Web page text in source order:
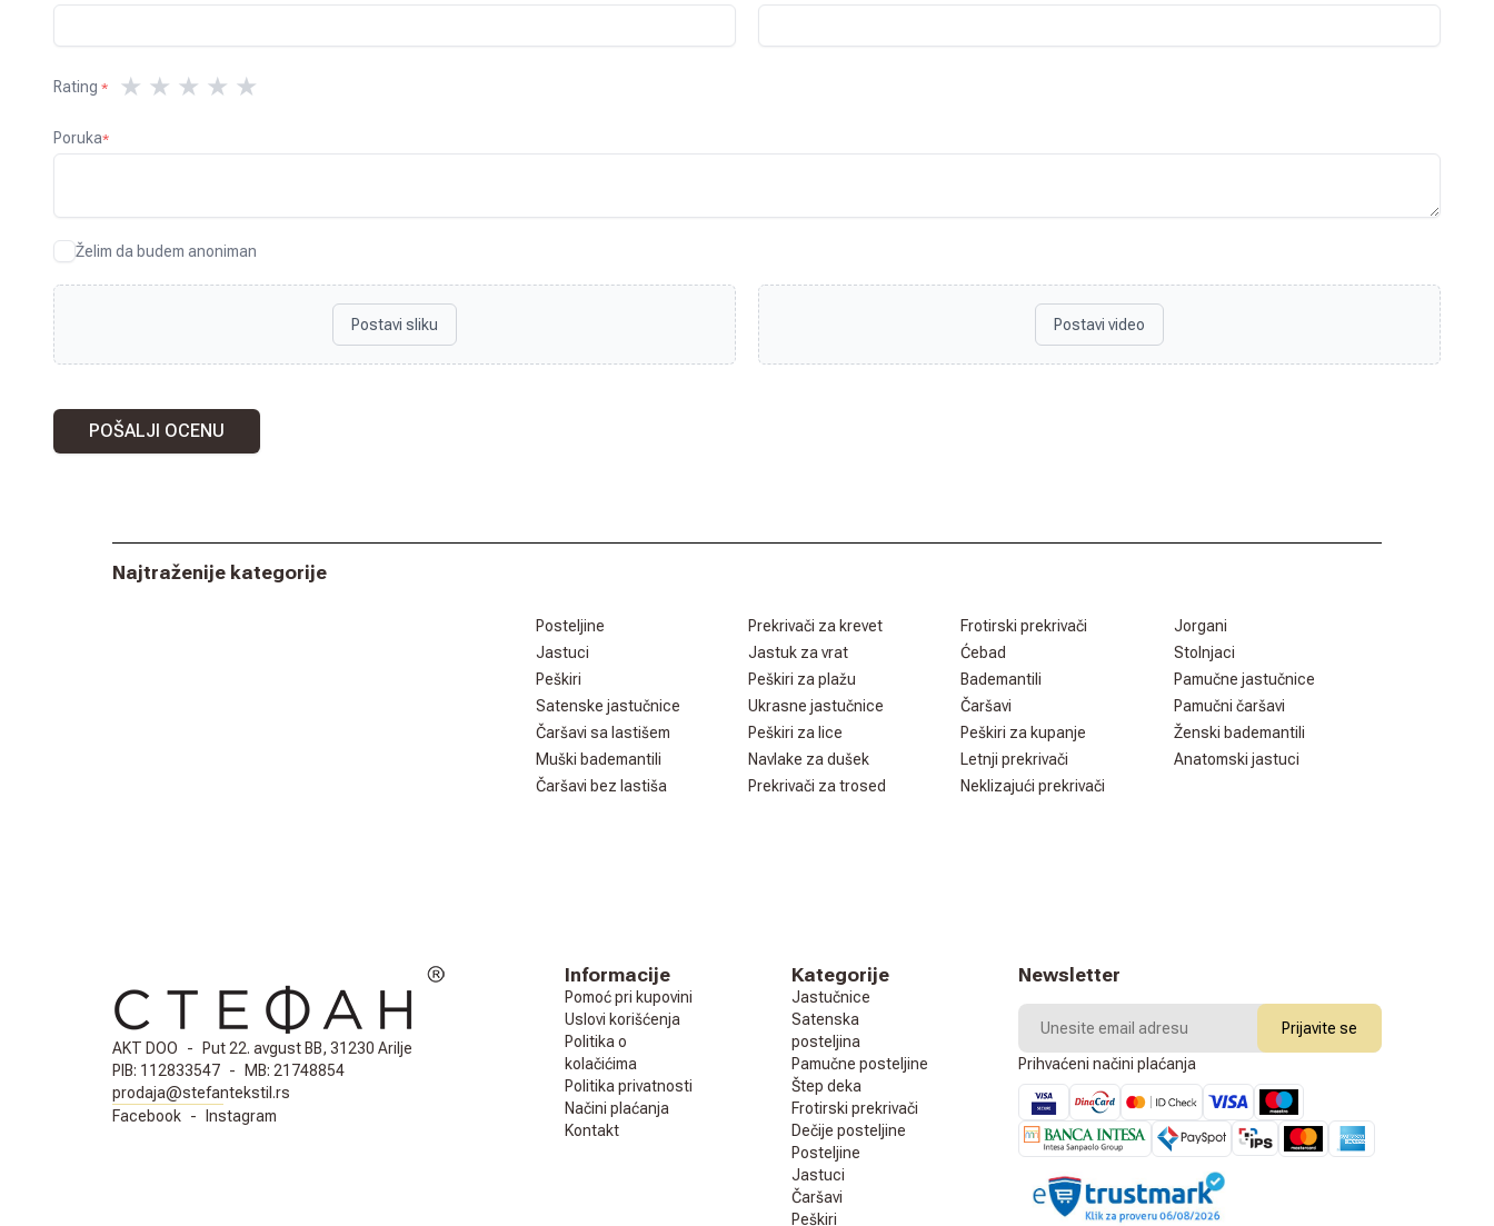
Rating * ★ ★ ★ ★ ★
Poruka*
Želim da budem anoniman
Postavi sliku Postavi video
POŠALJI OCENU
Najtraženije kategorije
Posteljine Prekrivači za krevet Frotirski prekrivači
Jorgani
Jastuci
Jastuk za vrat Ćebad
Stolnjaci
Peškiri
Peškiri za plažu Bademantili
Pamučne jastučnice
Satenske jastučnice
Ukrasne jastučnice Čaršavi
Pamučni čaršavi
Čaršavi sa lastišem
Peškiri za lice Peškiri za kupanje
Ženski bademantili
Muški bademantili
Navlake za dušek Letnji prekrivači
Anatomski jastuci
Čaršavi bez lastiša
Prekrivači za trosed Neklizajući prekrivači
AKT DOO -
Put 22. avgust BB, 31230 Arilje
PIB: 112833547 - MB: 21748854
prodaja@stefantekstil.rs
Facebook - Instagram
Informacije
Pomoć pri kupovini
Uslovi korišćenja
Politika o
kolačićima
Politika privatnosti
Načini plaćanja
Kontakt
Kategorije
Jastučnice
Satenska
posteljina
Pamučne posteljine
Štep deka
Frotirski prekrivači
Dečije posteljine
Posteljine
Jastuci
Čaršavi
Peškiri
Newsletter
Prijavite se
Prihvaćeni načini plaćanja